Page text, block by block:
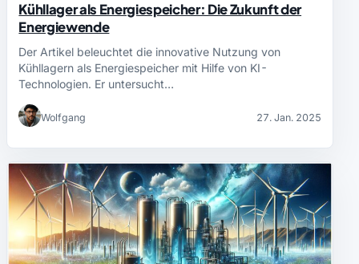
Kühllager als Energiespeicher: Die Zukunft der
Energiewende
Der Artikel beleuchtet die innovative Nutzung von
Kühllagern als Energiespeicher mit Hilfe von KI-
Technologien. Er untersucht…
Wolfgang 27. Jan. 2025